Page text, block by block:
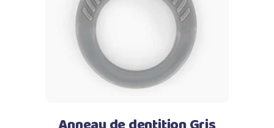
Lire la suite